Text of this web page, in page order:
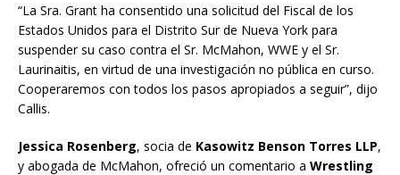
“La Sra. Grant ha consentido una solicitud del Fiscal de los
Estados Unidos para el Distrito Sur de Nueva York para
suspender su caso contra el Sr. McMahon, WWE y el Sr.
Laurinaitis, en virtud de una investigación no pública en curso.
Cooperaremos con todos los pasos apropiados a seguir”, dijo
Callis.
Jessica Rosenberg, socia de Kasowitz Benson Torres LLP,
y abogada de McMahon, ofreció un comentario a Wrestling